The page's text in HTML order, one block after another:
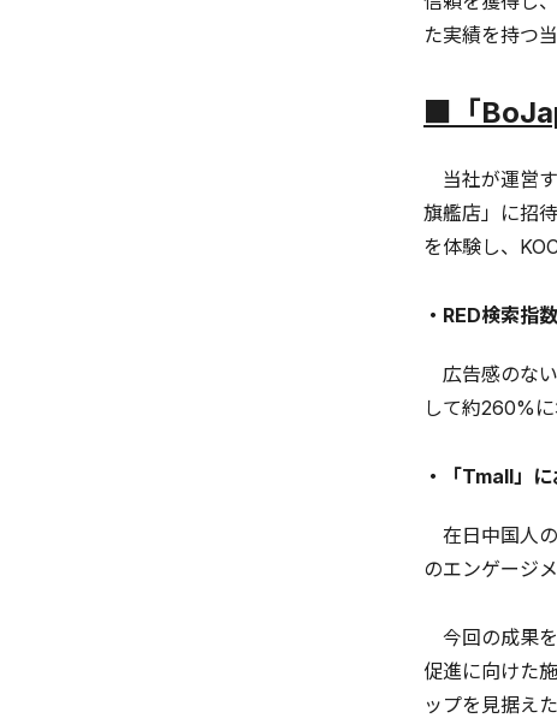
た実績を持つ
「
当社が運営
旗艦店」に招
を体験し、
・RED検索指
広告感のな
して約260%
・「Tmall」
在日中国人
のエンゲージ
今回の成果
促進に向けた
ップを見据え